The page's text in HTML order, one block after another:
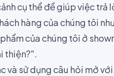
cụ thể để giúp việc trả
hàng của chúng tôi
của chúng tôi ở
thiện?".